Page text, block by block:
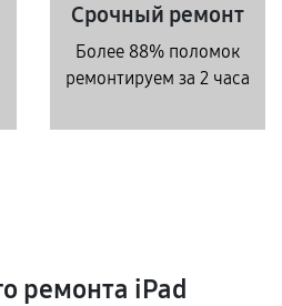
Срочный ремонт
Более 88% поломок
ремонтируем за 2 часа
ремонта iPad